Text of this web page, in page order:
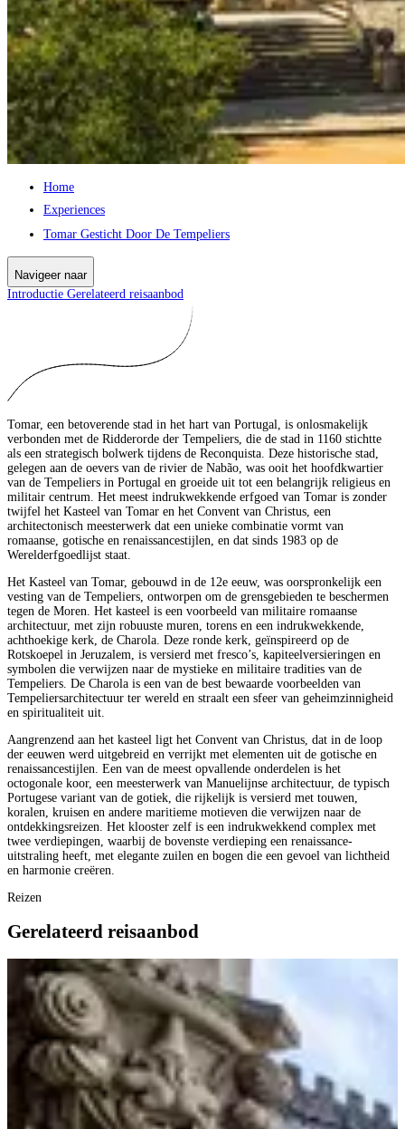
Home
Experiences
Tomar Gesticht Door De Tempeliers
Navigeer naar
Introductie Gerelateerd reisaanbod
Tomar, een betoverende stad in het hart van Portugal, is onlosmakelijk
verbonden met de Ridderorde der Tempeliers, die de stad in 1160 stichtte
als een strategisch bolwerk tijdens de Reconquista. Deze historische stad,
gelegen aan de oevers van de rivier de Nabão, was ooit het hoofdkwartier
van de Tempeliers in Portugal en groeide uit tot een belangrijk religieus en
militair centrum. Het meest indrukwekkende erfgoed van Tomar is zonder
twijfel het Kasteel van Tomar en het Convent van Christus, een
architectonisch meesterwerk dat een unieke combinatie vormt van
romaanse, gotische en renaissancestijlen, en dat sinds 1983 op de
Werelderfgoedlijst staat.
Het Kasteel van Tomar, gebouwd in de 12e eeuw, was oorspronkelijk een
vesting van de Tempeliers, ontworpen om de grensgebieden te beschermen
tegen de Moren. Het kasteel is een voorbeeld van militaire romaanse
architectuur, met zijn robuuste muren, torens en een indrukwekkende,
achthoekige kerk, de Charola. Deze ronde kerk, geïnspireerd op de
Rotskoepel in Jeruzalem, is versierd met fresco’s, kapiteelversieringen en
symbolen die verwijzen naar de mystieke en militaire tradities van de
Tempeliers. De Charola is een van de best bewaarde voorbeelden van
Tempeliersarchitectuur ter wereld en straalt een sfeer van geheimzinnigheid
en spiritualiteit uit.
Aangrenzend aan het kasteel ligt het Convent van Christus, dat in de loop
der eeuwen werd uitgebreid en verrijkt met elementen uit de gotische en
renaissancestijlen. Een van de meest opvallende onderdelen is het
octogonale koor, een meesterwerk van Manuelijnse architectuur, de typisch
Portugese variant van de gotiek, die rijkelijk is versierd met touwen,
koralen, kruisen en andere maritieme motieven die verwijzen naar de
ontdekkingsreizen. Het klooster zelf is een indrukwekkend complex met
twee verdiepingen, waarbij de bovenste verdieping een renaissance-
uitstraling heeft, met elegante zuilen en bogen die een gevoel van lichtheid
en harmonie creëren.
Reizen
Gerelateerd reisaanbod